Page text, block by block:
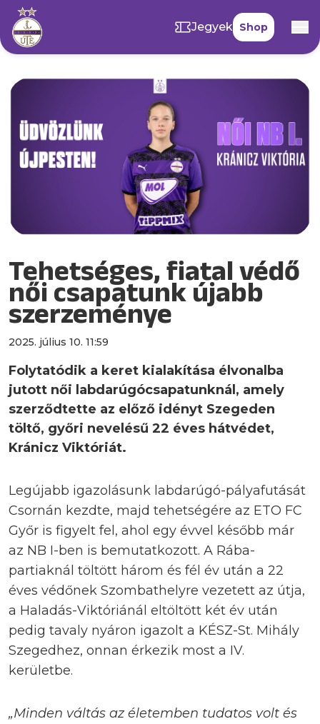
Jegyek Shop
Tehetséges, fiatal védő
női csapatunk újabb
szerzeménye
2025. július 10. 11:59
Folytatódik a keret kialakítása élvonalba
jutott női labdarúgócsapatunknál, amely
szerződtette az előző idényt Szegeden
töltő, győri nevelésű 22 éves hátvédet,
Kránicz Viktóriát.
Legújabb igazolásunk labdarúgó-pályafutását
Csornán kezdte, majd tehetségére az ETO FC
Győr is figyelt fel, ahol egy évvel később már
az NB I-ben is bemutatkozott. A Rába-
partiaknál töltött három és fél év után a 22
éves védőnek Szombathelyre vezetett az útja,
a Haladás-Viktóriánál eltöltött két év után
pedig tavaly nyáron igazolt a KÉSZ-St. Mihály
Szegedhez, onnan érkezik most a IV.
kerületbe.
„Minden váltás az életemben tudatos volt és